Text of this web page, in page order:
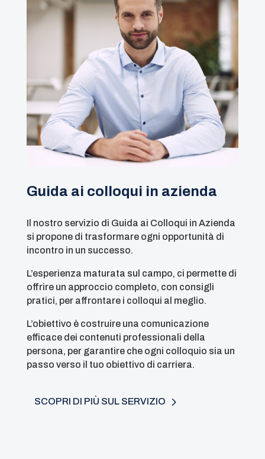
Guida ai colloqui in azienda
Il nostro servizio di Guida ai Colloqui in Azienda
si propone di trasformare ogni opportunità di
incontro in un successo.
L’esperienza maturata sul campo, ci permette di
offrire un approccio completo, con consigli
pratici, per affrontare i colloqui al meglio.
L’obiettivo è costruire una comunicazione
efficace dei contenuti professionali della
persona, per garantire che ogni colloquio sia un
passo verso il tuo obiettivo di carriera.
SCOPRI DI PIÙ SUL SERVIZIO